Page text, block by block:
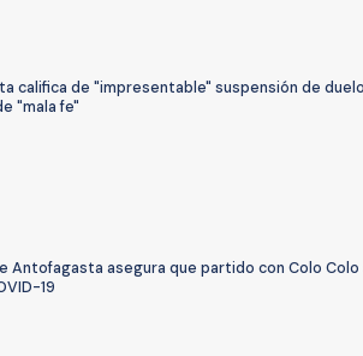
califica de "impresentable" suspensión de
"mala fe"
Antofagasta asegura que partido con Colo
19